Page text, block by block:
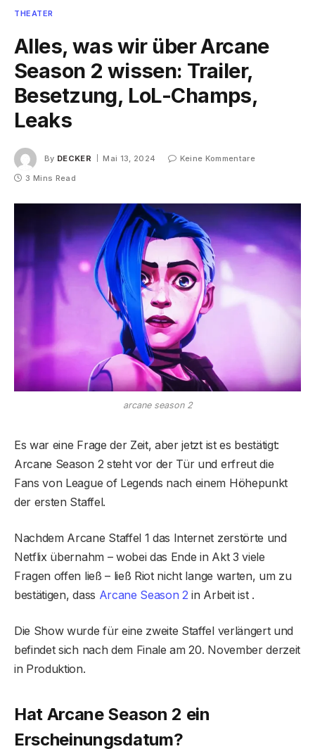
THEATER
Alles, was wir über Arcane
Season 2 wissen: Trailer,
Besetzung, LoL-Champs,
Leaks
By DECKER Mai 13, 2024
Keine Kommentare
3 Mins Read
arcane season 2
Es war eine Frage der Zeit, aber jetzt ist es bestätigt:
Arcane Season 2 steht vor der Tür und erfreut die
Fans von League of Legends nach einem Höhepunkt
der ersten Staffel.
Nachdem Arcane Staffel 1 das Internet zerstörte und
Netflix übernahm – wobei das Ende in Akt 3 viele
Fragen offen ließ – ließ Riot nicht lange warten, um zu
bestätigen, dass Arcane Season 2 in Arbeit ist .
Die Show wurde für eine zweite Staffel verlängert und
befindet sich nach dem Finale am 20. November derzeit
in Produktion.
Hat Arcane Season 2 ein
Erscheinungsdatum?